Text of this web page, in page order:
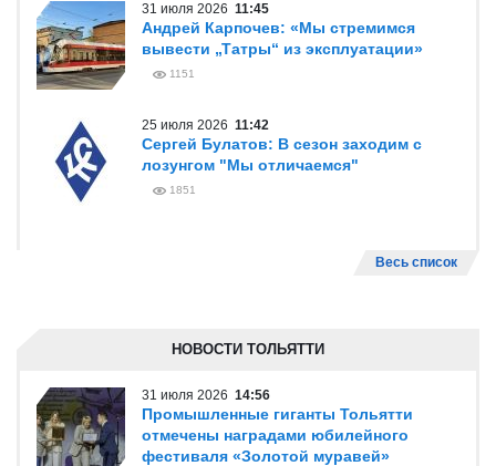
31 июля 2026 11:45
Андрей Карпочев: «Мы стремимся
вывести „Татры“ из эксплуатации»
1151
25 июля 2026 11:42
Сергей Булатов: В сезон заходим с
лозунгом "Мы отличаемся"
1851
Весь список
НОВОСТИ ТОЛЬЯТТИ
31 июля 2026 14:56
Промышленные гиганты Тольятти
отмечены наградами юбилейного
фестиваля «Золотой муравей»